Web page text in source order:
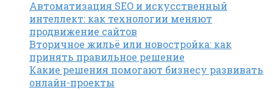
Автоматизация SEO и искусственный
интеллект: как технологии меняют
продвижение сайтов
Вторичное жильё или новостройка: как
принять правильное решение
Какие решения помогают бизнесу развивать
онлайн-проекты